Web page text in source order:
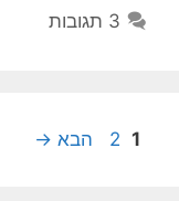
3 תגובות
עמוד
1 עמוד
2 הבא →